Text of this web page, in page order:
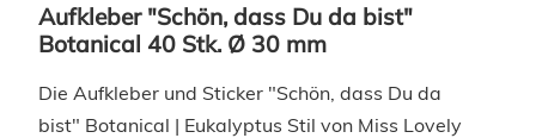
Aufkleber "Schön, dass Du da bist"
Botanical 40 Stk. Ø 30 mm
Die Aufkleber und Sticker "Schön, dass Du da
bist" Botanical | Eukalyptus Stil von Miss Lovely